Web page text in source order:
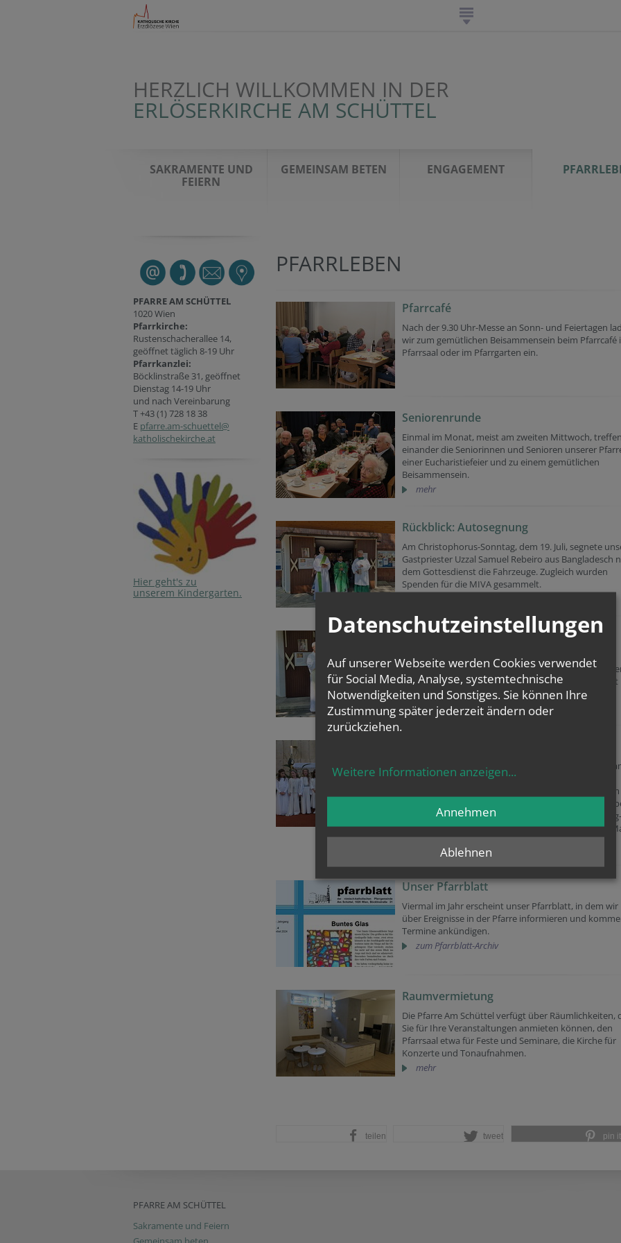
HERZLICH WILLKOMMEN IN DER
ERLÖSERKIRCHE AM SCHÜTTEL
SAKRAMENTE UND
FEIERN
GEMEINSAM BETEN ENGAGEMENT
PFARRE AM SCHÜTTEL
1020 Wien
Pfarrkirche:
Rustenschacherallee 14,
geöffnet täglich 8-19 Uhr
Pfarrkanzlei:
Böcklinstraße 31, geöffnet
Dienstag 14-19 Uhr
und nach Vereinbarung
T +43 (1) 728 18 38
E pfarre.am-schuettel@
katholischekirche.at
Hier geht's zu
unserem Kindergarten.
PFARRLEBEN
Pfarrcafé
Nach der 9.30 Uhr-Messe an Sonn- und Feiertagen
wir zum gemütlichen Beisammensein beim Pfarrcafé
Pfarrsaal oder im Pfarrgarten ein.
Seniorenrunde
Einmal im Monat, meist am zweiten Mittwoch, treffen
einander die Seniorinnen und Senioren unserer
einer Eucharistiefeier und zu einem gemütlichen
Beisammensein.
mehr
Rückblick: Autosegnung
Am Christophorus-Sonntag, dem 19. Juli, segnete
Gastpriester Uzzal Samuel Rebeiro aus Bangladesch
dem Gottesdienst die Fahrzeuge. Zugleich wurden
Spenden für die MIVA gesammelt.
Rückblick: Fronleichnam
Am Donnerstag, den 4. Juni haben wir das
Fronleichnamfest begangen: mit einer
einer Prozession und danach mit einem Pfarrfest mit
Grillen im Pfarrgarten.
Fotos
Im Rahmen eines feierlichen Gottesdienstes haben
Sonntag, den 17. Mai elf Kinder ihre erste heilige
Kommunion empfangen, ein Mädchen wurde zudem
auch getauft. Davor hatten sie sich seit dem Herbst
regelmäßigen Treffen einmal pro Monat am Samstag-
Nachmittag gemeinsam mit Pfarrer Michael Ciurej,
Schreiber und Brigitte Weiss darauf vorbereitet.
Unser Pfarrblatt
Viermal im Jahr erscheint unser Pfarrblatt, in dem wir
über Ereignisse in der Pfarre informieren und
Termine ankündigen.
zum Pfarrblatt-Archiv
Raumvermietung
Die Pfarre Am Schüttel verfügt über Räumlichkeiten,
Sie für Ihre Veranstaltungen anmieten können, den
Pfarrsaal etwa für Feste und Seminare, die Kirche für
Konzerte und Tonaufnahmen.
mehr
teilen tweet pin it
PFARRE AM SCHÜTTEL
Sakramente und Feiern
Datenschutzeinstellungen
Auf unserer Webseite werden Cookies verwendet
für Social Media, Analyse, systemtechnische
Notwendigkeiten und Sonstiges. Sie können Ihre
Zustimmung später jederzeit ändern oder
zurückziehen.
Weitere Informationen anzeigen...
Ablehnen
Annehmen